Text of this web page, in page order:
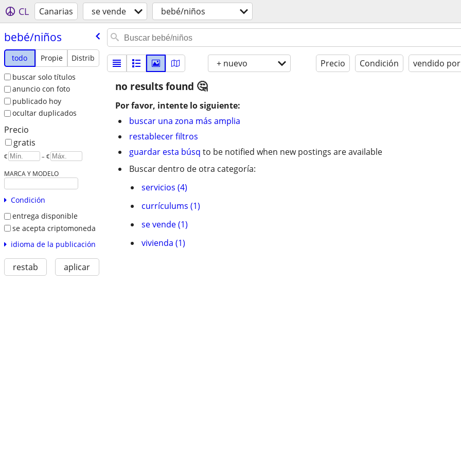
CL Canarias se vende bebé/niños
bebé/​niños
todo Propie
Distrib
buscar solo títulos
anuncio con foto
publicado hoy
ocultar duplicados
Precio
gratis
€ – €
MARCA Y MODELO
Condición
entrega disponible
se acepta criptomoneda
idioma de la publicación
restab aplicar
+ nuevo Precio Condición vendido por
no results found
Por favor, intente lo siguiente:
buscar una zona más amplia
restablecer filtros
guardar esta búsq to be notified when new postings are available
Buscar dentro de otra categoría:
servicios (4)
currí­culums (1)
se vende (1)
vivienda (1)